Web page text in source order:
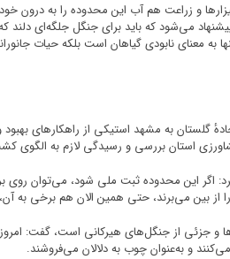
و زراعت هم آب این محدوده را به
می‌شود که باید برای جنگل جلگه‌ای
به معنای نابودی گیاهان است بلکه حیات
گلستان به مشهد استیکی از راهکارهای
استان بررسی و رسیدگی لازم به الگوی
این محدوده ثبت ملی شود، می‌توان روی
بین می‌برند، حتی همین الان هم برخی به
و جزئی از جنگل‌های هیرکانی است، گفت:
و به‌عنوان چوب به دلالان می‌فروشند.